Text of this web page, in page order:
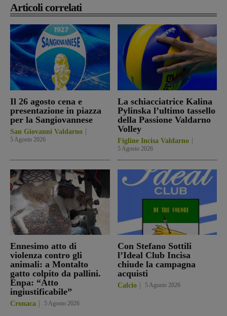
Articoli correlati
Il 26 agosto cena e
presentazione in piazza
per la Sangiovannese
San Giovanni Valdarno
5 Agosto 2026
La schiacciatrice Kalina
Pylinska l’ultimo tassello
della Passione Valdarno
Volley
Figline Incisa Valdarno
5 Agosto 2026
Ennesimo atto di
violenza contro gli
animali: a Montalto
gatto colpito da pallini.
Enpa: “Atto
ingiustificabile”
Cronaca 5 Agosto 2026
Con Stefano Sottili
l’Ideal Club Incisa
chiude la campagna
acquisti
Calcio 5 Agosto 2026